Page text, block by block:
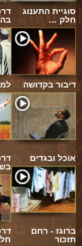
אירועים מיוחדים
סוגיית התענוג
חלק …
דיבור בקדושה
אוכל ובגדים
ברוגז - רחם
תזכור